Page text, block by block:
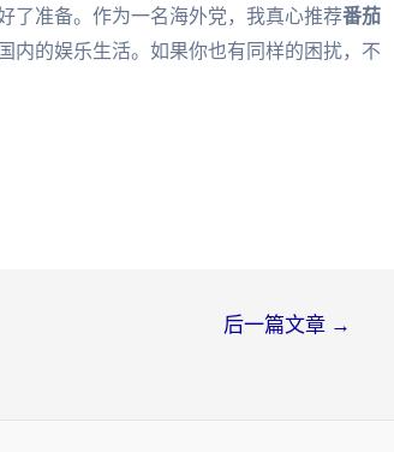
了准备。作为一名海外党，我真心推荐番茄
的娱乐生活。如果你也有同样的困扰，不
后一篇文章 →